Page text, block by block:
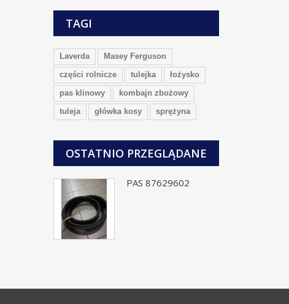
TAGI
Laverda
Masey Ferguson
części rolnicze
tulejka
łożysko
pas klinowy
kombajn zbożowy
tuleja
główka kosy sprężyna
OSTATNIO PRZEGLĄDANE
PAS 87629602